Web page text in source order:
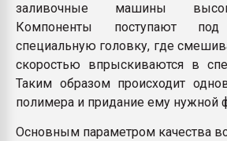
заливочные машины
Компоненты поступают
специальную головку, где
скоростью впрыскиваются в
Таким образом происходит
полимера и придание ему нужной
Основным параметром качества